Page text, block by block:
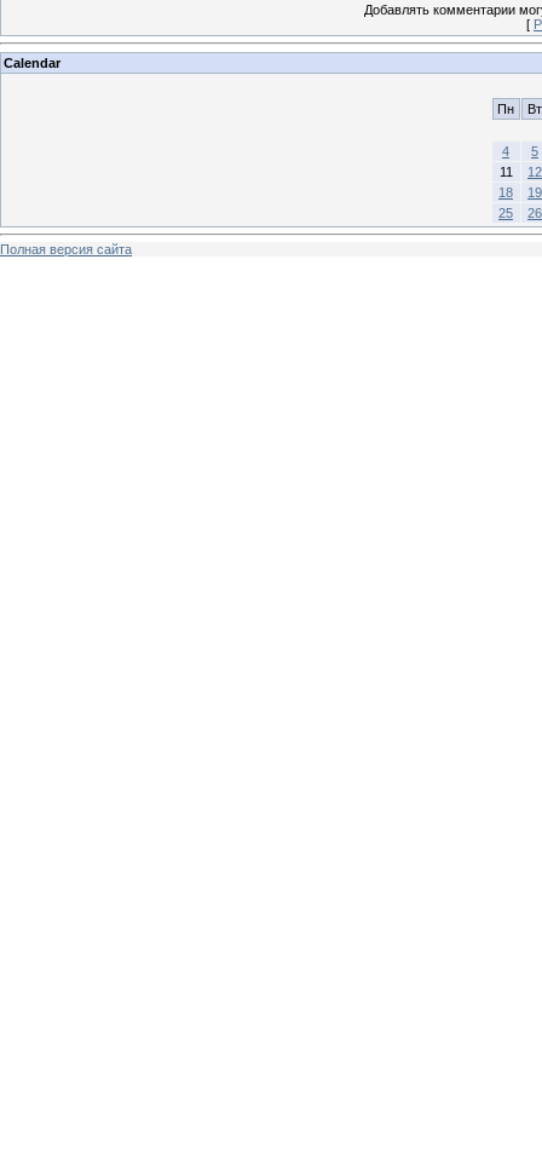
Добавлять комментарии
[
Calendar
Пн Вт
4
5
11
12
18
19
25
26
Полная версия сайта